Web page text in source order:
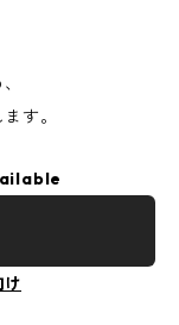
す。
け